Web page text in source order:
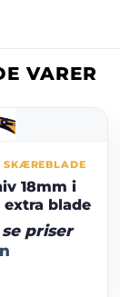
VARER
SKÆREBLADE
18mm i
blade
priser